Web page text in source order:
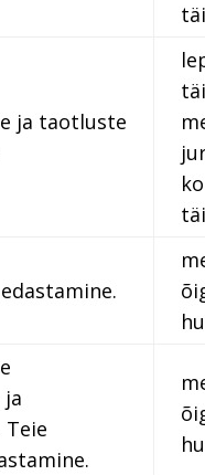
ja taotluste